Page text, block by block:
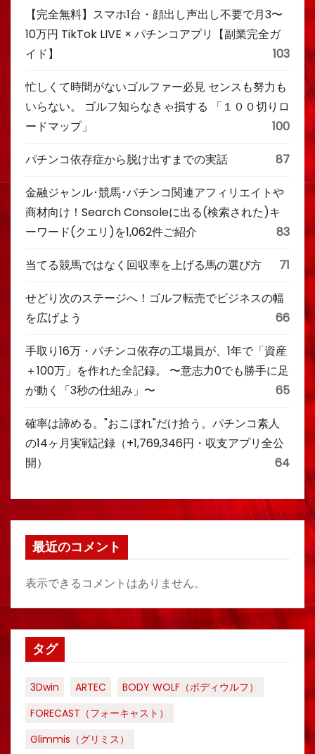
【完全無料】スマホ1台・顔出し声出し不要で月3〜
10万円 TikTok LIVE × パチンコアプリ【副業完全ガ
イド】
103
忙しくて時間がないゴルファー必見 センスも努力も
いらない。 ゴルフ知らなきゃ損する 「１００切りロ
ードマップ」
100
パチンコ依存症から脱け出すまでの実話 87
金融ジャンル･競馬･パチンコ関連アフィリエイトや
商材向け！Search Consoleに出る(検索された)キ
ーワード(クエリ)を1,062件ご紹介
83
当てる競馬ではなく回収率を上げる馬の選び方 71
せどり次のステージへ！ゴルフ転売でビジネスの幅
を広げよう
66
手取り16万・パチンコ依存の工場員が、1年で「資産
＋100万」を作れた全記録。 〜意志力0でも勝手に足
が動く「3秒の仕組み」〜
65
確率は諦める。"おこぼれ"だけ拾う。パチンコ素人
の14ヶ月実戦記録（+1,769,346円・収支アプリ全公
開）
64
最近のコメント
表示できるコメントはありません。
タグ
3Dwin ARTEC
BODY WOLF（ボディウルフ）
FORECAST（フォーキャスト）
Glimmis（グリミス）